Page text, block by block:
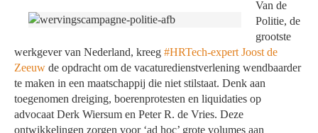
Van de
Politie, de
grootste
werkgever van Nederland, kreeg#HRTech-expert Joost de
Zeeuw de opdracht om de vacaturedienstverlening wendbaarder
te maken in een maatschappij die niet stilstaat. Denk aan
toegenomen dreiging, boerenprotesten en liquidaties op
advocaat Derk Wiersum en Peter R. de Vries. Deze
ontwikkelingen zorgen voor ‘ad hoc’ grote volumes aan